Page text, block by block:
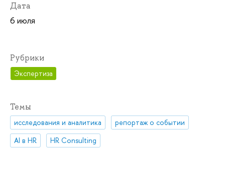
Дата
6 июля
Рубрики
Экспертиза
Темы
исследования и аналитика
репортаж о событии
AI в HR
HR Consulting